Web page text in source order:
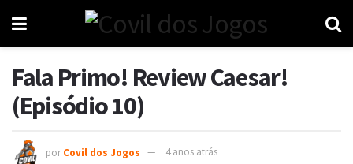
Fala Primo! Review Caesar!
(Episódio 10)
por Covil dos Jogos
4 anos atrás